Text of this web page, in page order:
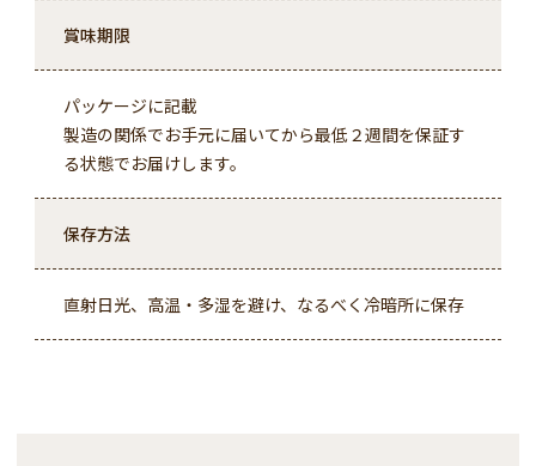
賞味期限
パッケージに記載
製造の関係でお手元に届いてから最低２週間を保証す
る状態でお届けします。
保存方法
直射日光、高温・多湿を避け、なるべく冷暗所に保存